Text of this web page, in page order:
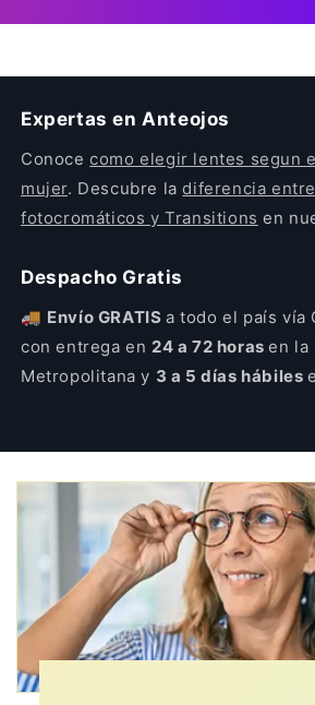
Expertas en Anteojos
Conocecomo elegir lentes segun
mujer. Descubre ladiferencia
fotocromáticos y Transitions en
Despacho Gratis
🚚 Envío GRATISa todo el país vía
con entrega en 24 a 72 horasen la
Metropolitana y 3 a 5 días hábiles